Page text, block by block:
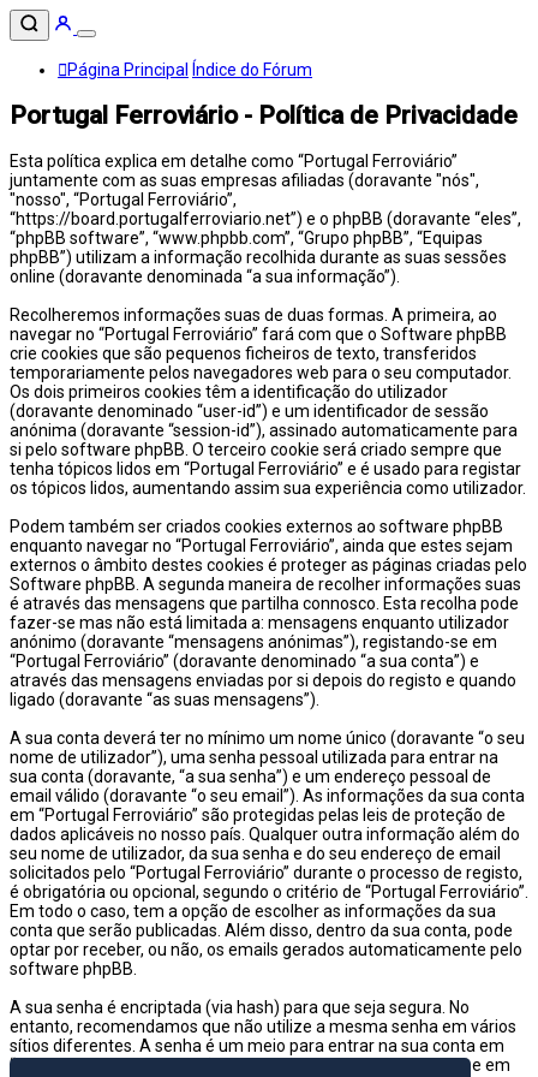
Página Principal Índice do Fórum
Portugal Ferroviário - Política de Privacidade
Esta política explica em detalhe como “Portugal Ferroviário”
juntamente com as suas empresas afiliadas (doravante "nós",
"nosso", “Portugal Ferroviário”,
“https://board.portugalferroviario.net”) e o phpBB (doravante “eles”,
“phpBB software”, “www.phpbb.com”, “Grupo phpBB”, “Equipas
phpBB”) utilizam a informação recolhida durante as suas sessões
online (doravante denominada “a sua informação”).
Recolheremos informações suas de duas formas. A primeira, ao
navegar no “Portugal Ferroviário” fará com que o Software phpBB
crie cookies que são pequenos ficheiros de texto, transferidos
temporariamente pelos navegadores web para o seu computador.
Os dois primeiros cookies têm a identificação do utilizador
(doravante denominado “user-id”) e um identificador de sessão
anónima (doravante “session-id”), assinado automaticamente para
si pelo software phpBB. O terceiro cookie será criado sempre que
tenha tópicos lidos em “Portugal Ferroviário” e é usado para registar
os tópicos lidos, aumentando assim sua experiência como utilizador.
Podem também ser criados cookies externos ao software phpBB
enquanto navegar no “Portugal Ferroviário”, ainda que estes sejam
externos o âmbito destes cookies é proteger as páginas criadas pelo
Software phpBB. A segunda maneira de recolher informações suas
é através das mensagens que partilha connosco. Esta recolha pode
fazer-se mas não está limitada a: mensagens enquanto utilizador
anónimo (doravante “mensagens anónimas”), registando-se em
“Portugal Ferroviário” (doravante denominado “a sua conta”) e
através das mensagens enviadas por si depois do registo e quando
ligado (doravante “as suas mensagens”).
A sua conta deverá ter no mínimo um nome único (doravante “o seu
nome de utilizador”), uma senha pessoal utilizada para entrar na
sua conta (doravante, “a sua senha”) e um endereço pessoal de
email válido (doravante “o seu email”). As informações da sua conta
em “Portugal Ferroviário” são protegidas pelas leis de proteção de
dados aplicáveis no nosso país. Qualquer outra informação além do
seu nome de utilizador, da sua senha e do seu endereço de email
solicitados pelo “Portugal Ferroviário” durante o processo de registo,
é obrigatória ou opcional, segundo o critério de “Portugal Ferroviário”.
Em todo o caso, tem a opção de escolher as informações da sua
conta que serão publicadas. Além disso, dentro da sua conta, pode
optar por receber, ou não, os emails gerados automaticamente pelo
software phpBB.
A sua senha é encriptada (via hash) para que seja segura. No
entanto, recomendamos que não utilize a mesma senha em vários
sítios diferentes. A senha é um meio para entrar na sua conta em
“Portugal Ferroviário”, então por favor guarde-a com cuidado e em